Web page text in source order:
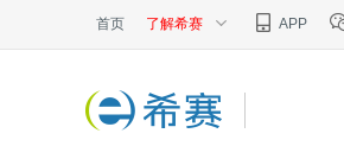
首页 了解希赛 APP